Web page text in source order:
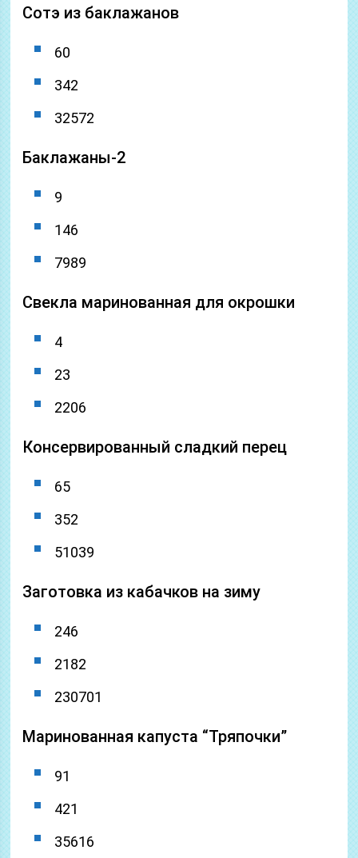
Сотэ из баклажанов
60
342
32572
Баклажаны-2
9
146
7989
Свекла маринованная для окрошки
4
23
2206
Консервированный сладкий перец
65
352
51039
Заготовка из кабачков на зиму
246
2182
230701
Маринованная капуста “Тряпочки”
91
421
35616